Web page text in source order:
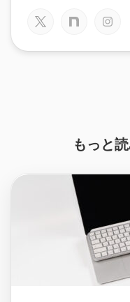
もっと